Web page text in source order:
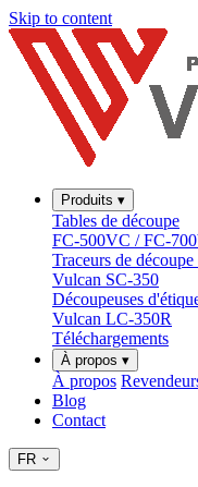
Skip to content
Produits ▾
Tables de découpe
FC-500VC / FC-
Traceurs de
Vulcan SC-350
Découpeuses
Vulcan LC-350R
Téléchargements
À propos ▾
À propos
Blog
Contact
FR